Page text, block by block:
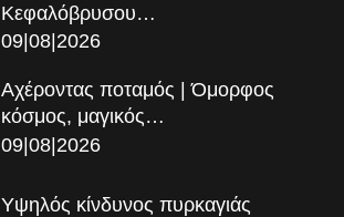
Κεφαλόβρυσου…
09|08|2026
Αχέροντας ποταμός | Όμορφος
κόσμος, μαγικός…
09|08|2026
Υψηλός κίνδυνος πυρκαγιάς